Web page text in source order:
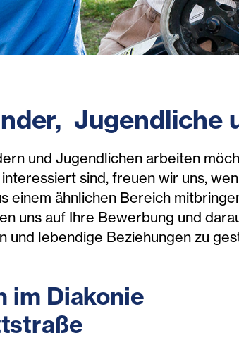
Jugendliche
und Jugendlichen arbeiten
sind, freuen wir uns,
einem ähnlichen Bereich
uns auf Ihre Bewerbung und
und lebendige Beziehungen zu
im Diakonie